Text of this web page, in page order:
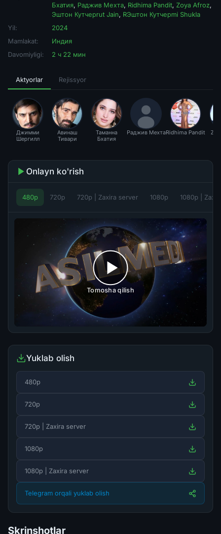
Бхатия, Раджив Мехта, Ridhima Pandit, Zoya Afroz,
Эштон Кутчерrut Jain, RЭштон Кутчерmi Shukla
Yil:
2024
Mamlakat:
Индия
Davomiyligi:
2 ч 22 мин
Aktyorlar Rejissyor
Джимми
Шергилл
Авинаш
Тивари
Таманна
Бхатия
Раджив МехтаRidhima Pandit
Onlayn ko'rish
480p 720p 720p | Zaxira server 1080p 1080p |
Tomosha qilish
Yuklab olish
480p
720p
720p | Zaxira server
1080p
1080p | Zaxira server
Telegram orqali yuklab olish
Skrinshotlar